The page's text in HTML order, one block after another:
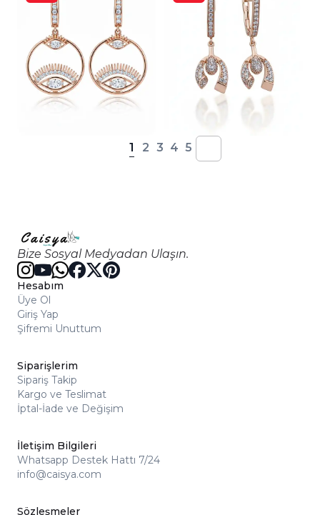
1 2 3 4 5
Bize Sosyal Medyadan Ulaşın.
Hesabım
Üye Ol
Giriş Yap
Şifremi Unuttum
Siparişlerim
Sipariş Takip
Kargo ve Teslimat
İptal-İade ve Değişim
İletişim Bilgileri
Whatsapp Destek Hattı 7/24
info@caisya.com
Sözleşmeler